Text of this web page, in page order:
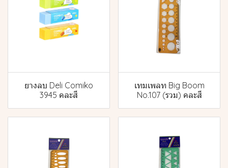
ยางลบ Deli Comiko
3945 คละสี
เทมเพลท Big Boom
No.107 (รวม) คละสี